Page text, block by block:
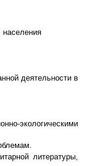
населения
деятельности в
экологическими
литературы,